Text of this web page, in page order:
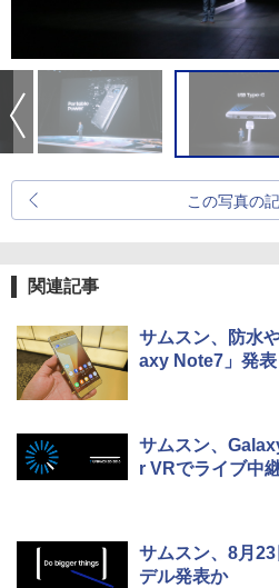
この写真の
関連記事
サムスン、防水
axy Note7」発表
サムスン、
r VRでライブ中
サムスン、8月
デル発表か